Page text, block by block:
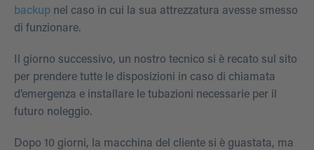
backup nel caso in cui la sua attrezzatura avesse smesso
di funzionare.
Il giorno successivo, un nostro tecnico si è recato sul sito
per prendere tutte le disposizioni in caso di chiamata
d’emergenza e installare le tubazioni necessarie per il
futuro noleggio.
Dopo 10 giorni, la macchina del cliente si è guastata, ma